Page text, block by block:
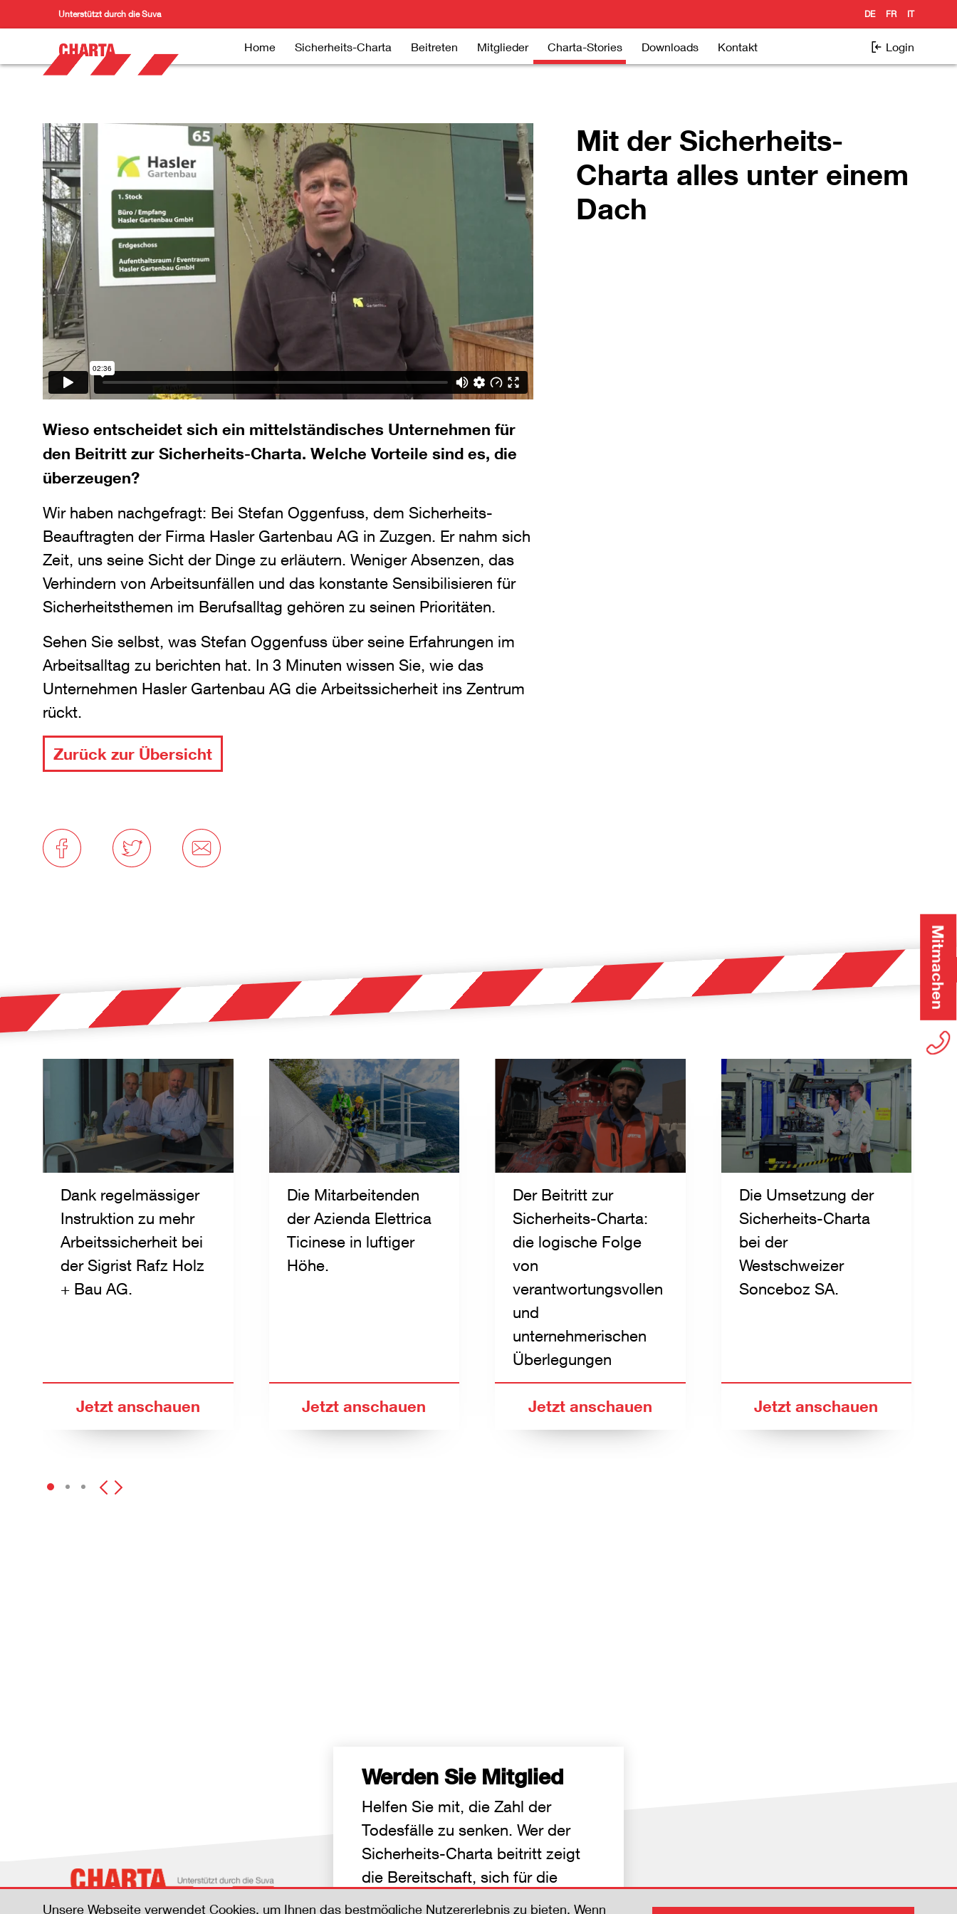
Unterstützt durch die Suva DE FR IT
Home Sicherheits-Charta Beitreten Mitglieder Charta-Stories Downloads Kontakt Login
Mitmachen
Wieso entscheidet sich ein mittelständisches Unternehmen für
den Beitritt zur Sicherheits-Charta. Welche Vorteile sind es, die
überzeugen?
Wir haben nachgefragt: Bei Stefan Oggenfuss, dem Sicherheits-
Beauftragten der Firma Hasler Gartenbau AG in Zuzgen. Er nahm sich
Zeit, uns seine Sicht der Dinge zu erläutern. Weniger Absenzen, das
Verhindern von Arbeitsunfällen und das konstante Sensibilisieren für
Sicherheitsthemen im Berufsalltag gehören zu seinen Prioritäten.
Sehen Sie selbst, was Stefan Oggenfuss über seine Erfahrungen im
Arbeitsalltag zu berichten hat. In 3 Minuten wissen Sie, wie das
Unternehmen Hasler Gartenbau AG die Arbeitssicherheit ins Zentrum
rückt.
Zurück zur Übersicht
Mit der Sicherheits-
Charta alles unter einem
Dach
Dank regelmässiger
Instruktion zu mehr
Arbeitssicherheit bei
der Sigrist Rafz Holz
+ Bau AG.
Jetzt anschauen
Die Mitarbeitenden
der Azienda Elettrica
Ticinese in luftiger
Höhe.
Jetzt anschauen
Der Beitritt zur
Sicherheits-Charta:
die logische Folge
von
verantwortungsvollen
und
unternehmerischen
Überlegungen
Jetzt anschauen
Die Umsetzung der
Sicherheits-Charta
bei der
Westschweizer
Sonceboz SA.
Jetzt anschauen
Unsere Webseite verwendet Cookies, um Ihnen das bestmögliche Nutzererlebnis zu bieten. Wenn
Werden Sie Mitglied
Helfen Sie mit, die Zahl der
Todesfälle zu senken. Wer der
Sicherheits-Charta beitritt zeigt
die Bereitschaft, sich für die
Sicherheit zu engagieren.